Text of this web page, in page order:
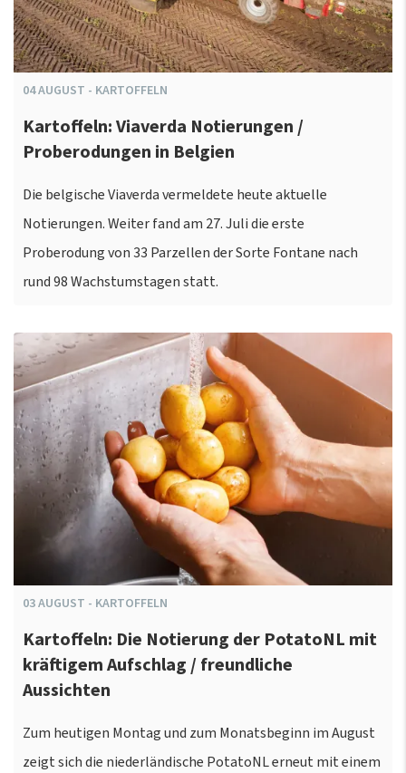
04AUGUST - KARTOFFELN
Kartoffeln: Viaverda Notierungen /
Proberodungen in Belgien
Die belgische Viaverda vermeldete heute aktuelle
Notierungen. Weiter fand am 27. Juli die erste
Proberodung von 33 Parzellen der Sorte Fontane nach
rund 98 Wachstumstagen statt.
03AUGUST - KARTOFFELN
Kartoffeln: Die Notierung der PotatoNL mit
kräftigem Aufschlag / freundliche
Aussichten
Zum heutigen Montag und zum Monatsbeginn im August
zeigt sich die niederländische PotatoNL erneut mit einem